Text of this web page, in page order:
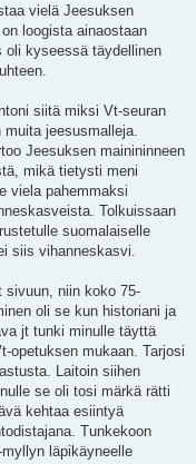
vielä Jeesuksen
loogista ainaostaan
oli kyseessä täydellinen
siitä miksi Vt-seuran
jeesusmalleja.
Jeesuksen mainininneen
mikä tietysti meni
viela pahemmaksi
Tolkuissaan
suomalaiselle
siis vihanneskasvi.
sivuun, niin koko 75-
oli se kun historiani ja
jt tunki minulle täyttä
opetuksen mukaan. Tarjosi
Laitoin siihen
se oli tosi märkä rätti
kehtaa esiintyä
Tunkekoon
läpikäyneelle